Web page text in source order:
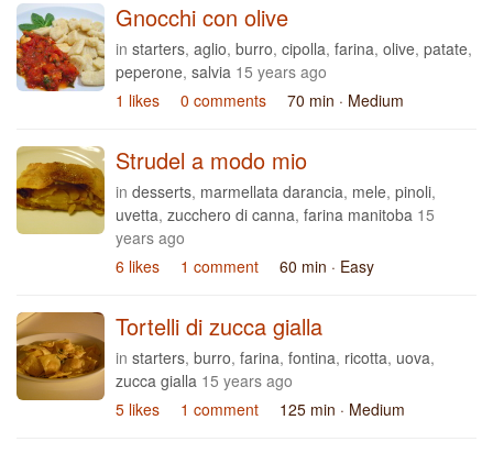
Gnocchi con olive
in starters, aglio, burro, cipolla, farina, olive, patate,
peperone, salvia 15 years ago
1 likes
0 comments 70 min · Medium
Strudel a modo mio
in desserts, marmellata darancia, mele, pinoli,
uvetta, zucchero di canna, farina manitoba 15
years ago
6 likes
1 comment 60 min · Easy
Tortelli di zucca gialla
in starters, burro, farina, fontina, ricotta, uova,
zucca gialla 15 years ago
5 likes
1 comment 125 min · Medium